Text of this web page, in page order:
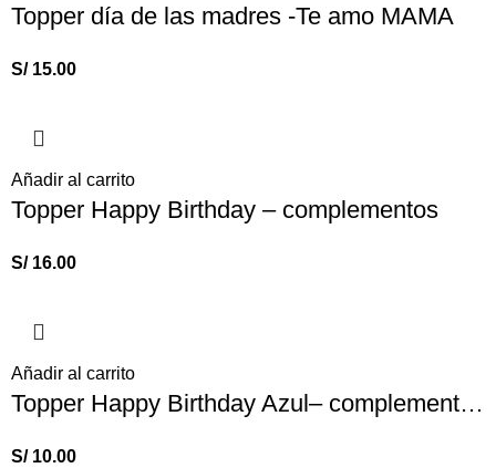
Topper día de las madres -Te amo MAMA
S/15.00
Añadir al carrito
Topper Happy Birthday – complementos
S/16.00
Añadir al carrito
Topper Happy Birthday Azul– complementos
S/10.00